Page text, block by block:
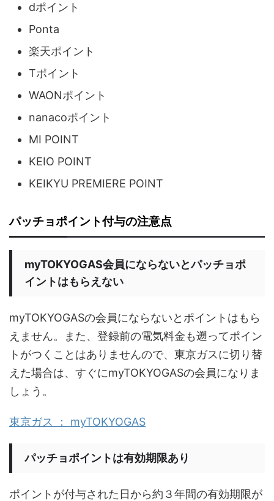
dポイント
Ponta
楽天ポイント
Tポイント
WAONポイント
nanacoポイント
MI POINT
KEIO POINT
KEIKYU PREMIERE POINT
パッチョポイント付与の注意点
myTOKYOGAS会員にならないとパッチョポ
イントはもらえない
myTOKYOGASの会員にならないとポイントはもら
えません。また、登録前の電気料金も遡ってポイン
トがつくことはありませんので、東京ガスに切り替
えた場合は、すぐにmyTOKYOGASの会員になりま
しょう。
東京ガス ： myTOKYOGAS
パッチョポイントは有効期限あり
ポイントが付与された日から約３年間の有効期限が